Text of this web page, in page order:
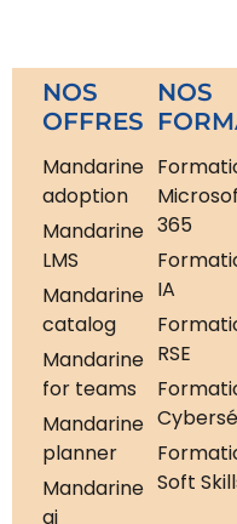
NOS
OFFRES
Mandarine
adoption
Mandarine
LMS
Mandarine
catalog
Mandarine
for teams
Mandarine
planner
Mandarine
ai
NOS
365
IA
RSE
Soft